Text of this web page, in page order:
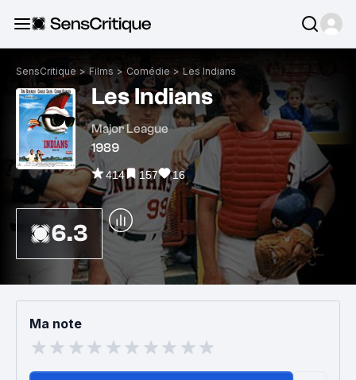
SensCritique > Films > Comédie > Les Indians
Les Indians
Major League
1989
414 157 16
6.3
Ma note